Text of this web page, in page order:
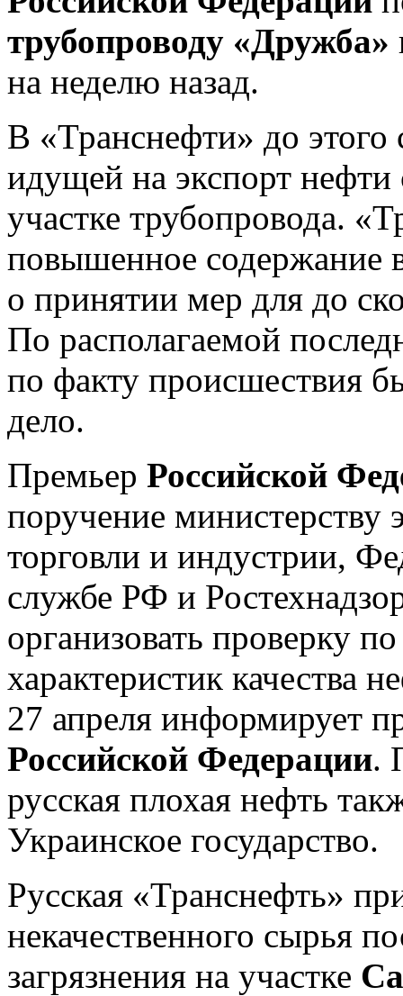
трубопроводу «Дружба»
на неделю назад.
В «Транснефти» до этого
идущей на экспорт нефти
участке трубопровода.
повышенное содержание
о принятии мер для до
По располагаемой
по факту происшествия
дело.
Премьер Российской
поручение министерству
торговли и индустрии,
службе РФ и
организовать проверку
характеристик качества
27 апреля информирует
Российской Федерации.
русская плохая нефть
Украинское государство.
Русская «Транснефть»
некачественного сырья
загрязнения на участке